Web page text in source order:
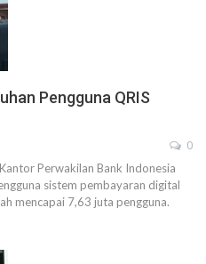
Pengguna QRIS
0
Perwakilan Bank Indonesia
sistem pembayaran digital
mencapai 7,63 juta pengguna.